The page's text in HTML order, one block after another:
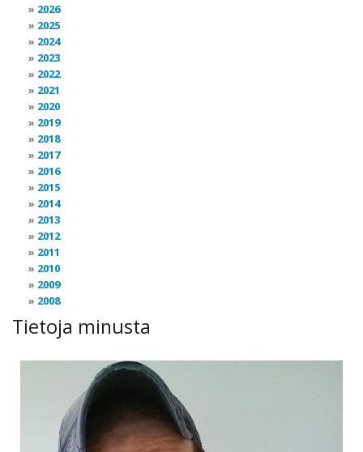
2026
2025
2024
2023
2022
2021
2020
2019
2018
2017
2016
2015
2014
2013
2012
2011
2010
2009
2008
Tietoja minusta